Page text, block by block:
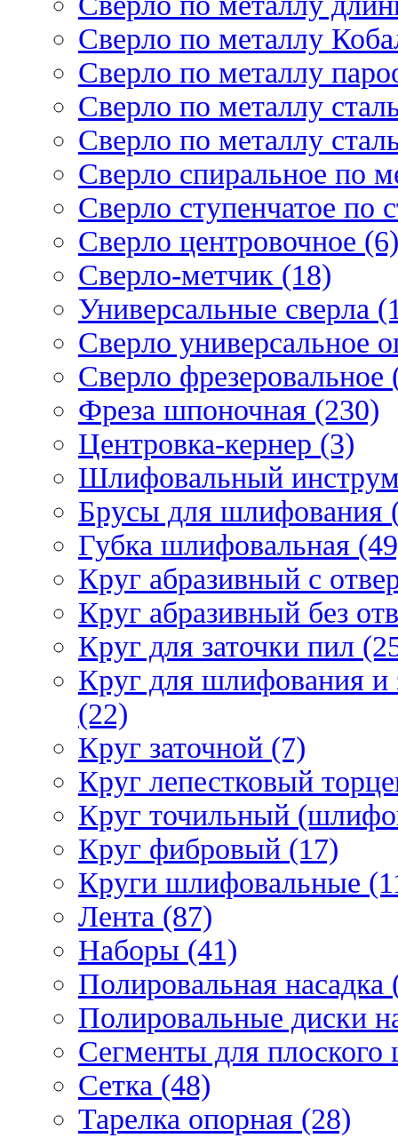
Сверло по металлу
Сверло по металлу
Сверло по металлу
Сверло по металлу
Сверло спиральное по
Сверло ступенчатое по
Сверло центровочное (6)
Сверло-метчик (18)
Универсальные сверла
Сверло универсальное
Сверло фрезеровальное
Фреза шпоночная (230)
Центровка-кернер (3)
Шлифовальный
Брусы для шлифования
Губка шлифовальная
Круг абразивный c
Круг абразивный без
Круг для заточки пил
Круг для шлифования и
(22)
Круг заточной (7)
Круг лепестковый
Круг точильный
Круг фибровый (17)
Круги шлифовальные
Лента (87)
Наборы (41)
Полировальная насадка
Полировальные диски
Сегменты для
Сетка (48)
Тарелка опорная (28)